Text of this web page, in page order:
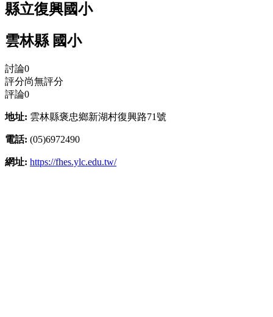
縣立復興國小
雲林縣 國小
討論0
評分尚無評分
評論0
地址: 雲林縣褒忠鄉新湖村復興路71號
電話: (05)6972490
網址: https://fhes.ylc.edu.tw/